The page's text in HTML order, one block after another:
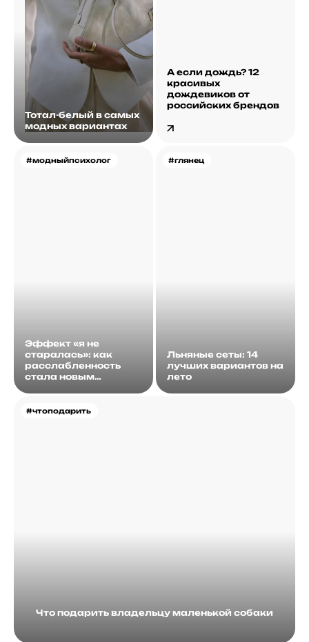
Тотал-белый в самых
модных вариантах
А если дождь? 12
красивых
дождевиков от
российских брендов
#модныйпсихолог
Эффект «я не
старалась»: как
расслабленность
стала новым
#чтоподарить
Что подарить владельцу маленькой собаки
#глянец
Льняные сеты: 14
лучших вариантов на
лето